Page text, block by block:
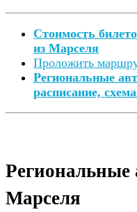
Стоимость
из Марселя
Проложить
Региональные
расписание,
Региональные
Марселя